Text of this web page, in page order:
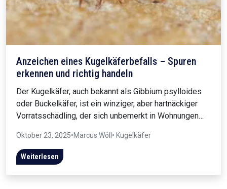
Anzeichen eines Kugelkäferbefalls – Spuren
erkennen und richtig handeln
Der Kugelkäfer, auch bekannt als Gibbium psylloides
oder Buckelkäfer, ist ein winziger, aber hartnäckiger
Vorratsschädling, der sich unbemerkt in Wohnungen…
Oktober 23, 2025•Marcus Wöll • Kugelkäfer
Weiterlesen